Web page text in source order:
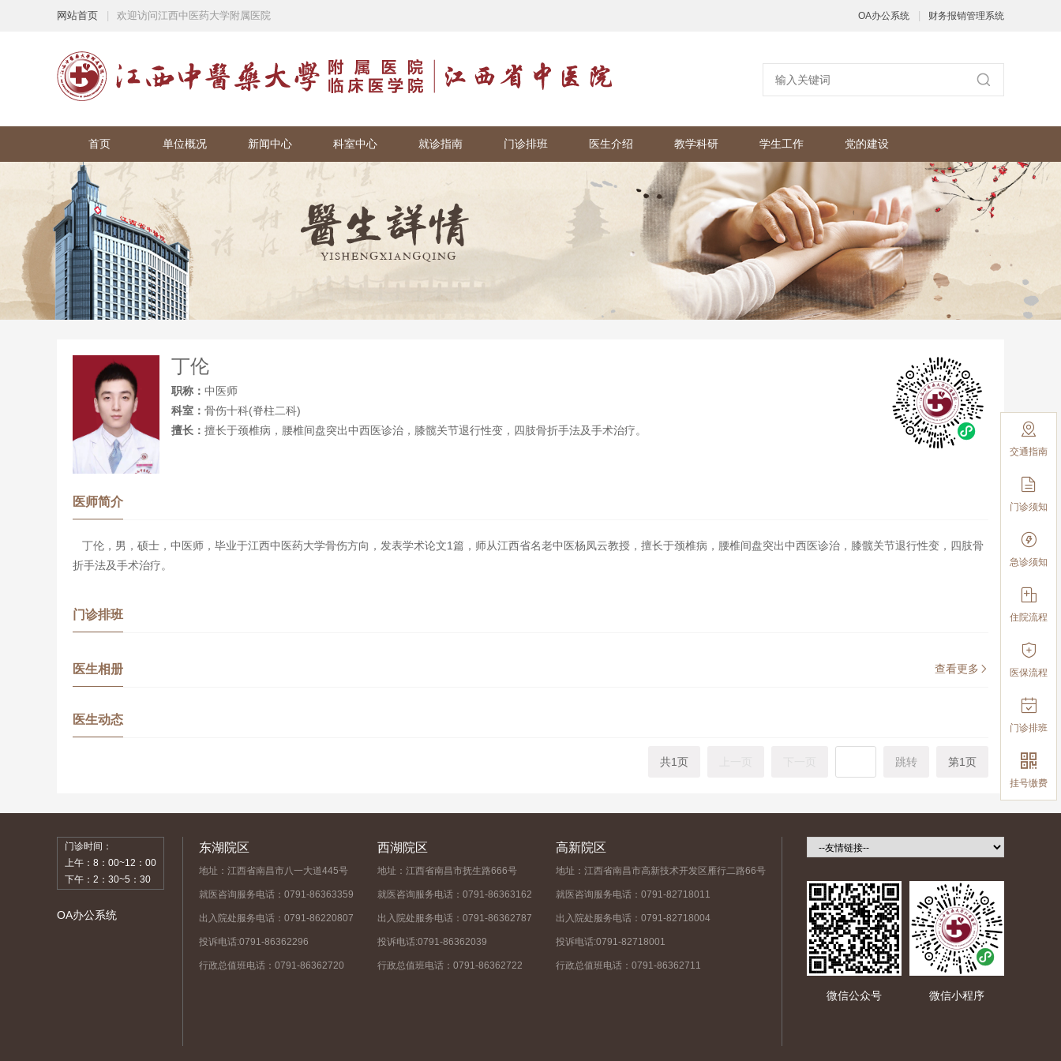
网站首页 欢迎访问江西中医药大学附属医院 OA办公系统 财务报销管理系统
首页 单位概况 新闻中心 科室中心 就诊指南 门诊排班 医生介绍 教学科研 学生工作 党的建设
丁伦
职称： 中医师
科室： 骨伤十科(脊柱二科)
擅长： 擅长于颈椎病，腰椎间盘突出中西医诊治，膝髋关节退行性变，四肢骨折手法及手术治疗。
医师简介
丁伦，男，硕士，中医师，毕业于江西中医药大学骨伤方向，发表学术论文1篇，师从江西省名老中医杨凤云教授，擅长于颈椎病，腰椎间盘突出中西医诊治，膝髋关节退行性变，四肢骨
折手法及手术治疗。
门诊排班
医生相册 查看更多 
医生动态
共1页 跳转 第1页
门诊时间：
上午：8：00~12：00
下午：2：30~5：30
OA办公系统
东湖院区
地址：江西省南昌市八一大道445号
就医咨询服务电话：0791-86363359
出入院处服务电话：0791-86220807
投诉电话:0791-86362296
行政总值班电话：0791-86362720
西湖院区
地址：江西省南昌市抚生路666号
就医咨询服务电话：0791-86363162
出入院处服务电话：0791-86362787
投诉电话:0791-86362039
行政总值班电话：0791-86362722
高新院区
地址：江西省南昌市高新技术开发区雁行二路66号
就医咨询服务电话：0791-82718011
出入院处服务电话：0791-82718004
投诉电话:0791-82718001
行政总值班电话：0791-86362711
微信公众号 微信小程序

交通指南

门诊须知

急诊须知

住院流程

医保流程

门诊排班

挂号缴费